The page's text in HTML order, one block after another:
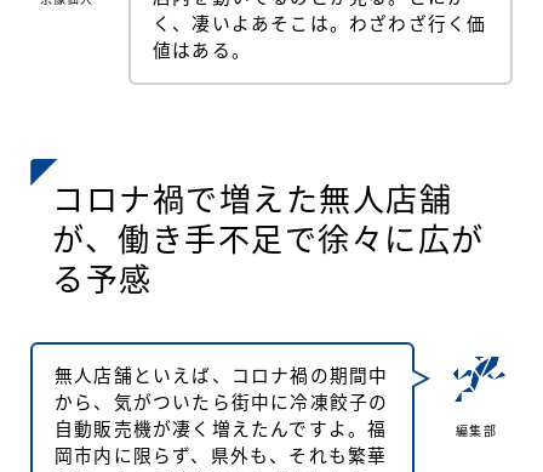
く、凄いよあそこは。わざわざ行く価
値はある。
コロナ禍で増えた無人店舗
が、働き手不足で徐々に広が
る予感
編集部
無人店舗といえば、コロナ禍の期間中
から、気がついたら街中に冷凍餃子の
自動販売機が凄く増えたんですよ。福
岡市内に限らず、県外も、それも繁華